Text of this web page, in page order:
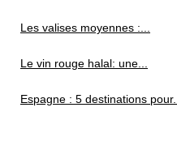
Les valises moyennes :...
Le vin rouge halal: une...
Espagne : 5 destinations pour...